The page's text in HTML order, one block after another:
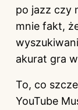
po jazz czy
mnie fakt,
akurat gra
To, co
YouTube